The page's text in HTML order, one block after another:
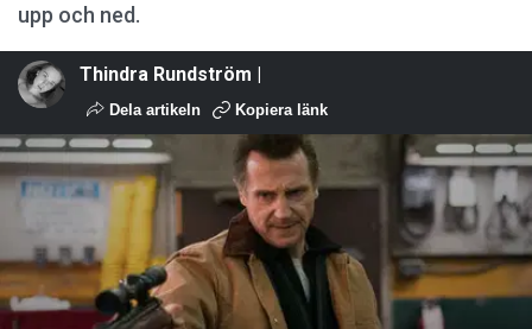
upp och ned.
Thindra Rundström |
Dela artikeln Kopiera länk